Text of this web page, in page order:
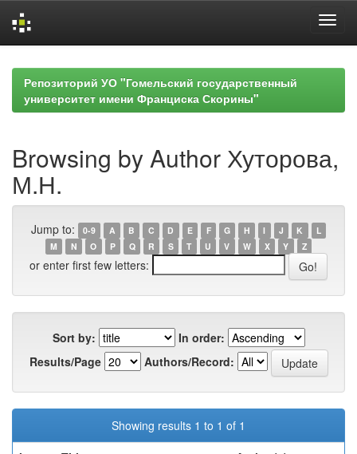
navigationРепозиторий УО "Гомельский государственный
университет имени Франциска Скорины"
Browsing by Author Хуторова,
М.Н.
Jump to: 0-9 A B C D E F G H I J K
L
M
N O P Q R S T U V W X Y Z
or enter first few letters:
Sort by:
In order:
Results/Page
Authors/Record:
Showing results 1 to 1 of 1